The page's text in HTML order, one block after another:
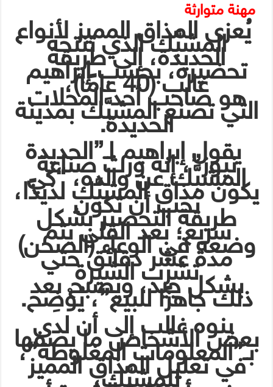
مهنة متوارثة
يُعزى المذاق المميز لأنواع
المشبَّك الذي تنتجه
الحديدة، إلى طريقة
تحضيره، بحسب إبراهيم
غالب (40 عامًا)،
هو صاحب أحد المحلات
التي تصنع المشبَّك بمدينة
الحديدة.
يقول إبراهيم لـ”الحديدة
نيوز”، إنه ورث صناعة
المشبَّك عن والده، “كي
يكون مذاق المشبَّك لذيذًا،
يجب أن تكون
طريقة التحضير بشكل
سريع؛ بعد القلي يتم
وضعه في الوعاء (الصحن)
مدة عشر دقائق حتي
تشرب الشيرة
بشكل جيد، ويصبح بعد
ذلك جاهزًا للبيع”، يُوْضِح.
ينوه غالب إلى أن لدى
بعض الأشخاص ما يصفها
بـ”المعلومات المغلوطة”،
في تعليل المذاق المميز
للمشبَّك،